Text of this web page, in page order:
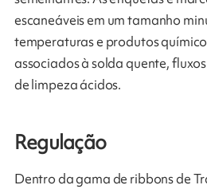
escaneáveis ​​em um tamanho
temperaturas e produtos
associados à solda quente,
de limpeza ácidos.
Regulação
Dentro da gama de ribbons de